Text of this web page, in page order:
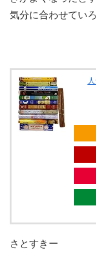
気分に合わせてい
さとすきー